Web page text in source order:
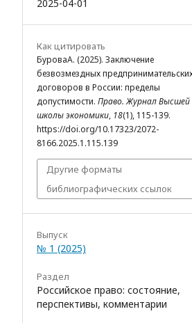
2025-04-01
Как цитировать
БуроваА. (2025). Заключение
безвозмездных
договоров в России: пределы
допустимости. Право. Журнал Высшей
школы экономики, 18(1), 115-139.
https://doi.org/10.17323/2072-
8166.2025.1.115.139
Другие форматы
библиографических ссылок
Выпуск
№ 1 (2025)
Раздел
Российское право: состояние,
перспективы, комментарии